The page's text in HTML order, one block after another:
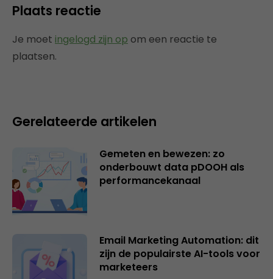
Plaats reactie
Je moet ingelogd zijn op om een reactie te
plaatsen.
Gerelateerde artikelen
Gemeten en bewezen: zo
onderbouwt data pDOOH als
performancekanaal
Email Marketing Automation: dit
zijn de populairste AI-tools voor
marketeers